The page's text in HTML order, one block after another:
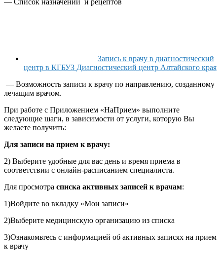
— Список назначений и рецептов
Запись к врачу в диагностический
центр в КГБУЗ Диагностический центр Алтайского края
— Возможность записи к врачу по направлению, созданному
лечащим врачом.
При работе с Приложением «НаПрием» выполните
следующие шаги, в зависимости от услуги, которую Вы
желаете получить:
Для записи на прием к врачу:
2) Выберите удобные для вас день и время приема в
соответствии с онлайн-расписанием специалиста.
Для просмотра списка активных записей к врачам:
1)Войдите во вкладку «Мои записи»
2)Выберите медицинскую организацию из списка
3)Ознакомьтесь с информацией об активных записях на прием
к врачу